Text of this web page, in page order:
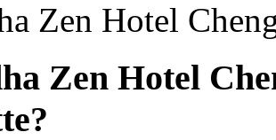
Zen Hotel
Zen Hotel